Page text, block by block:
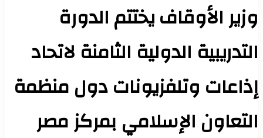
وزير الأوقاف يختتم الدورة
التدريبية الدولية الثامنة لاتحاد
إذاعات وتلفزيونات دول منظمة
التعاون الإسلامي بمركز مصر